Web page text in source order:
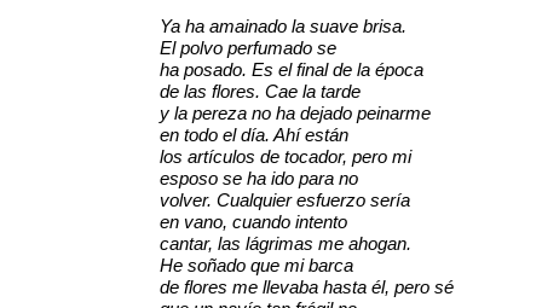
Ya ha amainado la suave brisa.
El polvo perfumado se
ha posado. Es el final de la época
de las flores. Cae la tarde
y la pereza no ha dejado peinarme
en todo el día. Ahí están
los artículos de tocador, pero mi
esposo se ha ido para no
volver. Cualquier esfuerzo sería
en vano, cuando intento
cantar, las lágrimas me ahogan.
He soñado que mi barca
de flores me llevaba hasta él, pero sé